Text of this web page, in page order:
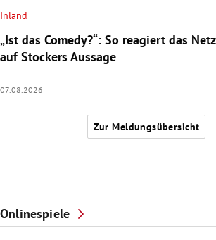
Inland
„Ist das Comedy?“: So reagiert das Netz
auf Stockers Aussage
07.08.2026
Zur Meldungsübersicht
Onlinespiele